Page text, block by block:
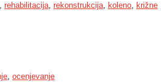
, rehabilitacija, rekonstrukcija, koleno, križne
, ocenjevanje